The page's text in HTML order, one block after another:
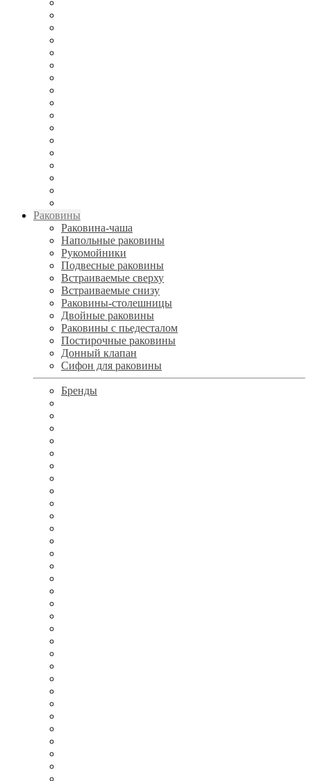
Раковины
Раковина-чаша
Напольные раковины
Рукомойники
Подвесные раковины
Встраиваемые сверху
Встраиваемые снизу
Раковины-столешницы
Двойные раковины
Раковины с пьедесталом
Постирочные раковины
Донный клапан
Сифон для раковины
Бренды